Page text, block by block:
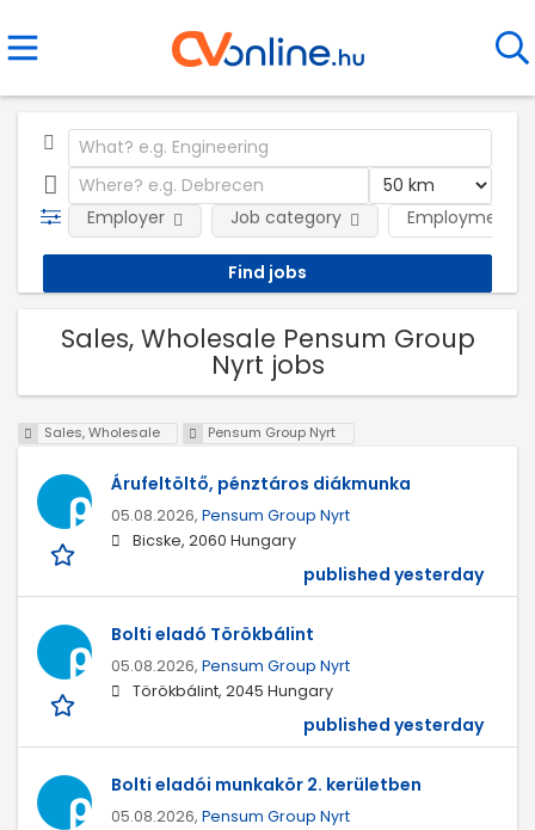
Employment
Employer Job category
Sales, Wholesale Pensum Group
Nyrt jobs
Sales, Wholesale Pensum Group Nyrt
Árufeltöltő, pénztáros diákmunka
05.08.2026, Pensum Group Nyrt
Bicske, 2060 Hungary
published yesterday
Bolti eladó Törökbálint
05.08.2026, Pensum Group Nyrt
Törökbálint, 2045 Hungary
published yesterday
Bolti eladói munkakör 2. kerületben
05.08.2026, Pensum Group Nyrt